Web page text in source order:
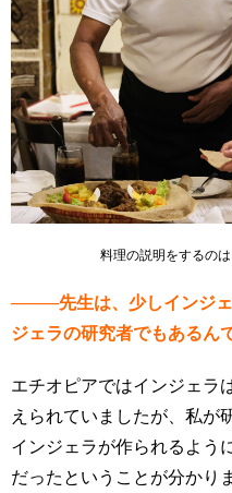
料理の説明をするの
────先生は、少しインジ
ジェラの研究者でもあるん
エチオピアではインジェラ
えられていましたが、私が
インジェラが作られるよう
だったということが分かり